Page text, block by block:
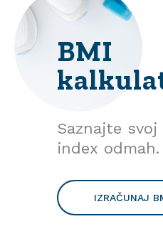
BMI
Saznajte svoj
index odmah.
IZRAČUNAJ